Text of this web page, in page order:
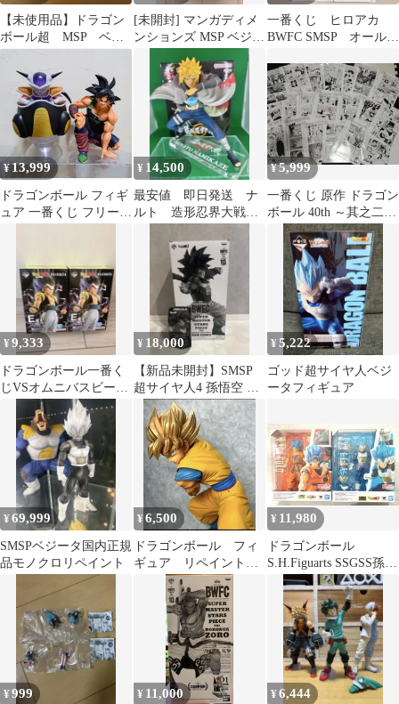
【未使用品】ドラゴン
ボール超 MSP ベジ
ータ 超サイヤ人ブル
ー SSGSS
[未開封] マンガディメ
ンションズ MSP ベジー
一番くじ ヒロアカ
BWFC SMSP オールマ
賞 2種セット
¥13,999
ドラゴンボール フィギ
ュア 一番くじ フリーザ
¥ 14,500
最安値 即日発送 ナ
ルト 造形忍界大戦
¥5,999
一番くじ 原作 ドラゴン
ボール 40th ～其之二～
G賞 20枚セット
¥9,333
ドラゴンボール一番く
じVSオムニバスビース
ト E賞 ゴテンクス フ
ィギュア
¥ 18,000
【新品未開封】SMSP
超サイヤ人4 孫悟空 フ
ィギュア Ｃ賞
¥5,222
ゴッド超サイヤ人ベジ
ータフィギュア
¥69,999
SMSPベジータ国内正規
品モノクロリペイント
¥6,500
ドラゴンボール フィ
ギュア リペイント
悟空 グランディス
タ 一点物 塗装確認
¥ 11,980
ドラゴンボール
S.H.Figuarts SSGSS孫悟
空&ベジータ セット
¥999 ¥ 11,000 ¥6,444